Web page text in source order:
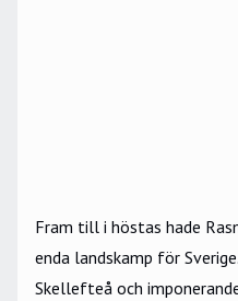
Fram till i höstas hade
enda landskamp för
Skellefteå och